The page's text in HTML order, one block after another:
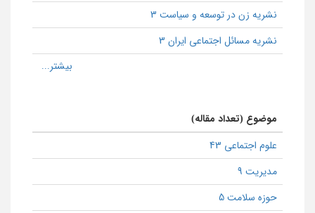
نشریه زن در توسعه و سیاست 3
نشریه مسائل اجتماعی ایران 3
موضوع (تعداد مقاله)
علوم اجتماعی 43
مدیریت 9
حوزه سلامت 5